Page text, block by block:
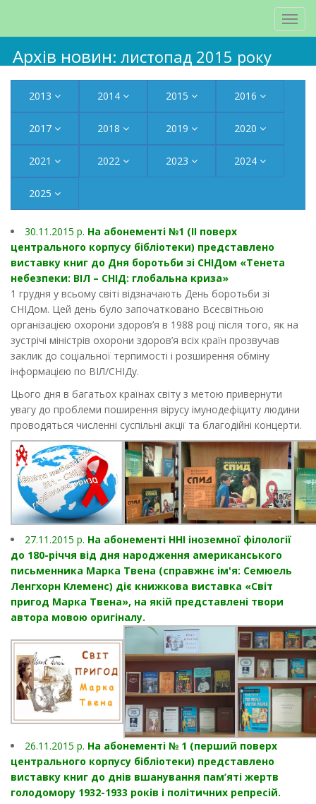
Архів новин: листопад 2015 року
2013 2014 2015 2016
2017 2018 2019 2020
2021 2022 2023 2024
2025
30.11.2015 р. На абонементі №1 (ІІ поверх
центрального корпусу бібліотеки) представлено
виставку книг до Дня боротьби зі СНІДом «Тенета
небезпеки: ВІЛ – СНІД: глобальна криза»
1 грудня у всьому світі відзначають День боротьби зі
СНІДом. Цей день було започатковано Всесвітньою
організацією охорони здоров’я в 1988 році після того, як на
зустрічі міністрів охорони здоров’я всіх країн прозвучав
заклик до соціальної терпимості і розширення обміну
інформацією по ВІЛ/СНІДу.
Цього дня в багатьох країнах світу з метою привернути
увагу до проблеми поширення вірусу імунодефіциту людини
проводяться численні суспільні акції та благодійні концерти.
27.11.2015 р. На абонементі ННІ іноземної філології
до 180-річчя від дня народження американського
письменника Марка Твена (справжнє ім'я: Семюель
Ленгхорн Клеменс) діє книжкова виставка «Світ
пригод Марка Твена», на якій представлені твори
автора мовою оригіналу.
26.11.2015 р. На абонементі № 1 (перший поверх
центрального корпусу бібліотеки) представлено
виставку книг до днів вшанування пам’яті жертв
голодомору 1932-1933 років і політичних репресій.